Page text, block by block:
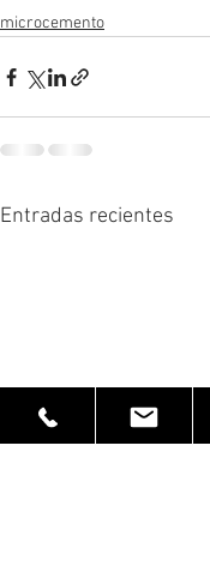
microcemento
Entradas recientes